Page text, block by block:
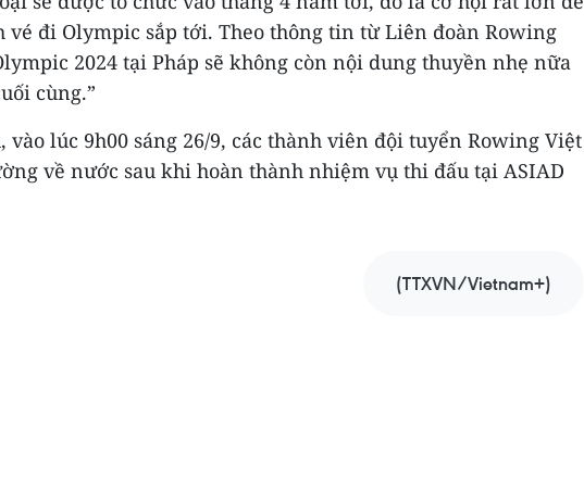
vé đi Olympic sắp tới. Theo thông tin từ Liên đoàn Rowing
2024 tại Pháp sẽ không còn nội dung thuyền nhẹ nữa
cùng.”
vào lúc 9h00 sáng 26/9, các thành viên đội tuyển Rowing Việt
về nước sau khi hoàn thành nhiệm vụ thi đấu tại ASIAD
(TTXVN/Vietnam+)